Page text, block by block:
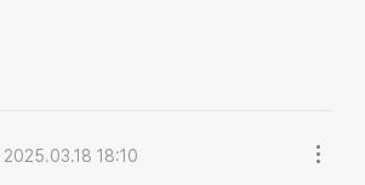
2025.03.18 18:10